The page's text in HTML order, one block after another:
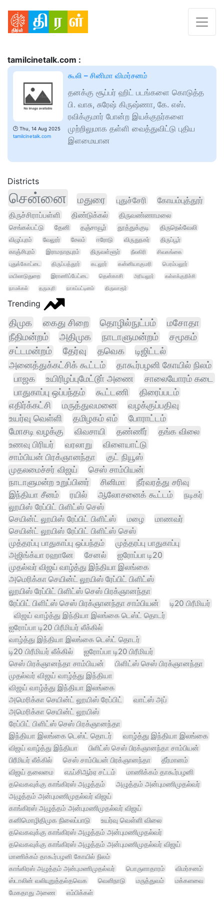
tamilcinetalk.com :
🕑 Thu, 14 Aug 2025
tamilcinetalk.com
கூலி – சினிமா விமர்சனம்
தனக்கு சூப்பர் ஹிட் படங்களை கொடுத்த
பி. வாசு, சுரேஷ் கிருஷ்ணா, கே. எஸ்.
ரவிக்குமார் போன்ற இயக்குநர்களை
முற்றிலுமாக தள்ளி வைத்துவிட்டு புதிய
இளமையான
Districts
சென்னை மதுரை புதுச்சேரி
கோயம்புத்தூர்
திருச்சிராப்பள்ளி
திண்டுக்கல்
திருவண்ணாமலை
செங்கல்பட்டு
தேனி தஞ்சாவூர் தூத்துக்குடி
திருநெல்வேலி
விழுப்புரம்
வேலூர் சேலம் ஈரோடு விருதுநகர்
திருப்பூர்
காஞ்சிபுரம்
இராமநாதபுரம் திருவள்ளூர் நீலகிரி
சிவகங்கை
புதுக்கோட்டை
திருப்பத்தூர் கடலூர் கன்னியாகுமரி
பெரம்பலூர்
மயிலாடுதுறை
இராணிப்பேட்டை தென்காசி அரியலூர்
கள்ளக்குறிச்சி
நாமக்கல்
தருமபுரி நாகப்பட்டினம் திருவாரூர்
Trending
திமுக கைது சிறை தொழில்நுட்பம்
மசோதா
நீதிமன்றம்
அதிமுக நாடாளுமன்றம்
சமூகம்
சட்டமன்றம்
தேர்வு தவெக
டிஜிட்டல்
அனைத்துக்கட்சிக் கூட்டம்
தாகூர்பழனி கோயில் நிலம்
பாஜக
உயிரிழப்புமேட்டூா் அணை
சாலையோரம் கடை
பாதுகாப்பு ஒப்பந்தம்
கூட்டணி
திரைப்படம்
எதிர்க்கட்சி
மருத்துவமனை
வழக்குப்பதிவு
உயர்வு வெள்ளி
தமிழகம் எம்
போராட்டம்
மோசடி வழக்கு
விவசாயி தண்ணீர்
தங்க விலை
உணவு பிரியர்
வரலாறு
விளையாட்டு
சாம்பியன் பிரக்ஞானந்தா
குட் நியூஸ்
முதலமைச்சர் விஜய்
செஸ் சாம்பியன்
நாடாளுமன்ற உறுப்பினர்
சினிமா
நீர்வரத்து சரிவு
இந்தியா சீனம்
ரயில் ஆலோசனைக் கூட்டம்
நடிகர்
லூயிஸ் ரேப்பிட் பிளிட்ஸ் செஸ்
செயின்ட் லூயிஸ் ரேப்பிட் பிளிட்ஸ்
மழை
மாணவர்
செயின்ட் லூயிஸ் ரேப்பிட் பிளிட்ஸ் செஸ்
முத்தரப்பு பாதுகாப்பு ஒப்பந்தம்
முத்தரப்பு பாதுகாப்பு
அஜிங்க்யா ரஹானே சேனல்
ஐரோப்பா டி20
முதல்வர் விஜய் வாழ்த்து இந்தியா இலங்கை
அமெரிக்கா செயின்ட் லூயிஸ் ரேப்பிட் பிளிட்ஸ்
லூயிஸ் ரேப்பிட் பிளிட்ஸ் செஸ் பிரக்ஞானந்தா
ரேப்பிட் பிளிட்ஸ் செஸ் பிரக்ஞானந்தா சாம்பியன்
டி20 பிரீமியர்
விஜய் வாழ்த்து இந்தியா இலங்கை டெஸ்ட் தொடர்
ஐரோப்பா டி20 பிரீமியர் லீக்கில்
வாழ்த்து இந்தியா இலங்கை டெஸ்ட் தொடர்
டி20 பிரீமியர் லீக்கில்
ஐரோப்பா டி20 பிரீமியர்
செஸ் பிரக்ஞானந்தா சாம்பியன்
பிளிட்ஸ் செஸ் பிரக்ஞானந்தா
முதல்வர் விஜய் வாழ்த்து இந்தியா
விஜய் வாழ்த்து இந்தியா இலங்கை
அமெரிக்கா செயின்ட் லூயிஸ் ரேப்பிட்
வாட்ஸ் அப்
அமெரிக்கா செயின்ட் லூயிஸ்
ரேப்பிட் பிளிட்ஸ் செஸ் பிரக்ஞானந்தா
இந்தியா இலங்கை டெஸ்ட் தொடர்
வாழ்த்து இந்தியா இலங்கை
விஜய் வாழ்த்து இந்தியா
பிளிட்ஸ் செஸ் பிரக்ஞானந்தா சாம்பியன்
பிரீமியர் லீக்கில்
செஸ் சாம்பியன் பிரக்ஞானந்தா
தீர்மானம்
விஜய் தலைமை
எஃப்சிஆர்ஏ சட்டம்
மாணிக்கம் தாகூர்பழனி
தவெகவுக்கு காங்கிரஸ் அழுத்தம்
அழுத்தம் அன்புமணிமுதல்வர்
அழுத்தம் அன்புமணிமுதல்வர் விஜய்
காங்கிரஸ் அழுத்தம் அன்புமணிமுதல்வர் விஜய்
கனிமொழிதிமுக நிலைப்பாடு
உயர்வு வெள்ளி விலை
தவெகவுக்கு காங்கிரஸ் அழுத்தம் அன்புமணிமுதல்வர்
தவெகவுக்கு காங்கிரஸ் அழுத்தம் அன்புமணிமுதல்வர் விஜய்
மாணிக்கம் தாகூர்பழனி கோயில் நிலம்
காங்கிரஸ் அழுத்தம் அன்புமணிமுதல்வர்
பொருளாதாரம்
விமர்சனம்
ஸ்டாலின் வலியுறுத்தல்தவெக
வெளிநாடு மருத்துவம்
மக்களவை
மேகதாது அணை
எம்பிக்கள்